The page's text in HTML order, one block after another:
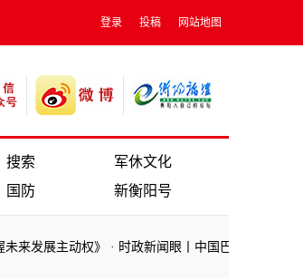
登录 投稿 网站地图
搜索
军休文化
国防 新衡阳号
展主动权》·时政新闻眼丨中国巴西元首会晤，这